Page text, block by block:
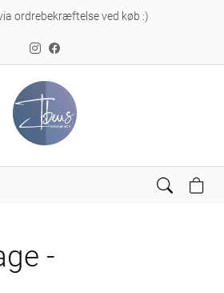
ordrebekræftelse ved køb :)
-